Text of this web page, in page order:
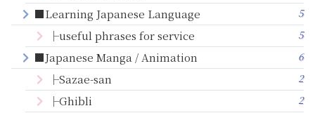
■Learning Japanese Language 5
├useful phrases for service 5
■Japanese Manga / Animation 6
├Sazae-san 2
├Ghibli 2